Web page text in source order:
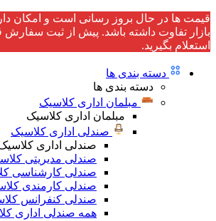
قیمت ها در حال بروز رسانی است و امکان
بازار تفاوت داشته باشد. پیش از ثبت سفارش
استعلام بگیرید.
دسته بندی ها
دسته بندی ها
مبلمان اداری کلاسیک
مبلمان اداری کلاسیک
صندلی اداری کلاسیک
صندلی اداری
صندلی مدیریتی
صندلی کارشناسی
صندلی کارمندی
صندلی کنفرانس
همه صندلی اداری